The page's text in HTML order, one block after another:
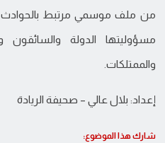
من ملف موسمي مرتبط بالحوادث
مسؤوليتها الدولة والسائقون
والممتلكات.
إعداد: بلال عالي – صحيفة الريادة
شارك هذا الموضوع: